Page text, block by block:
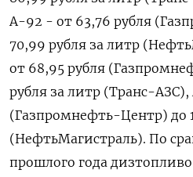
А-92 - от 63,76 рубля
70,99 рубля за литр
от 68,95 рубля
рубля за литр (Транс-
(Газпромнефть-Центр) до
(НефтьМагистраль). По
прошлого года